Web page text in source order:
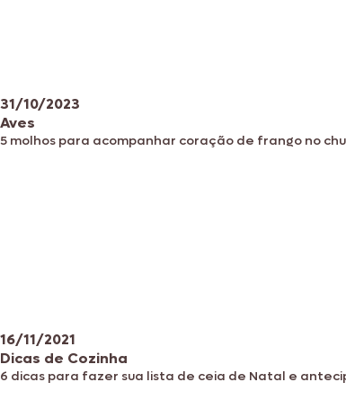
31/10/2023
Aves
5 molhos para acompanhar coração de frango no
16/11/2021
Dicas de Cozinha
6 dicas para fazer sua lista de ceia de Natal e